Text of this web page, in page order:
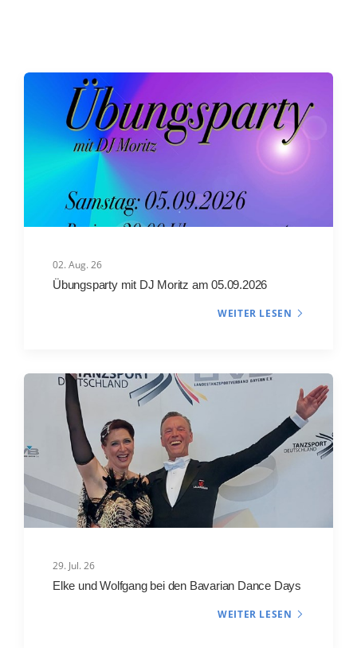
02. Aug. 26
Übungsparty mit DJ Moritz am 05.09.2026
WEITER LESEN
29. Jul. 26
Elke und Wolfgang bei den Bavarian Dance Days
WEITER LESEN